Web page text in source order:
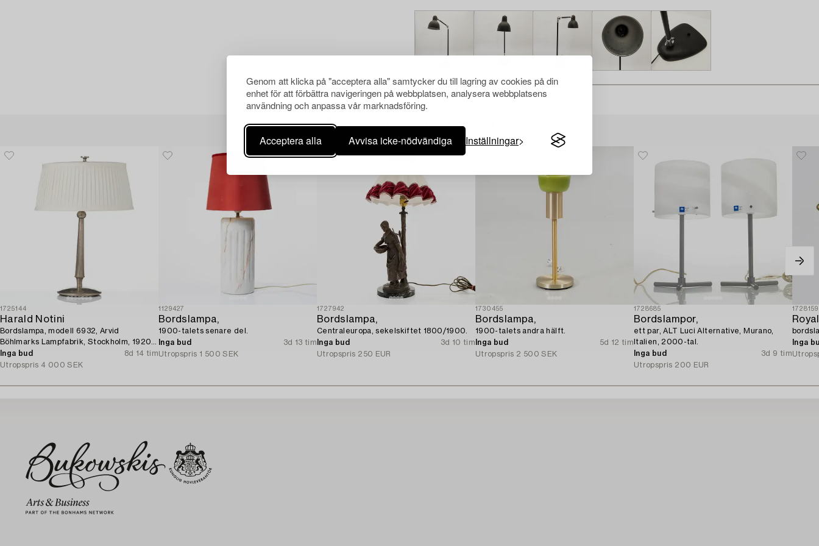
Genom att klicka på "acceptera alla" samtycker du till lagring av cookies på din
enhet för att förbättra navigeringen på webbplatsen, analysera webbplatsens
användning och anpassa vår marknadsföring.
Acceptera alla Avvisa icke-nödvändiga Inställningar
Andra har även tittat på
1725144
Harald Notini
Bordslampa, modell 6932, Arvid
Böhlmarks Lampfabrik, Stockholm, 1920-
tal.
Inga bud
8d 14 tim
Utropspris 4 000 SEK
1129427
Bordslampa,
1900-talets senare del.
Inga bud
3d 13 tim
Utropspris 1 500 SEK
1727942
Bordslampa,
Centraleuropa, sekelskiftet 1800/1900.
Inga bud
3d 10 tim
Utropspris 250 EUR
1730455
Bordslampa,
1900-talets andra hälft.
Inga bud
5d 12 tim
Utropspris 2 500 SEK
1728685
Bordslampor,
ett par, ALT Luci Alternative, Murano,
Italien, 2000-tal.
Inga bud
3d 9 tim
Utropspris 200 EUR
1728159
Inga